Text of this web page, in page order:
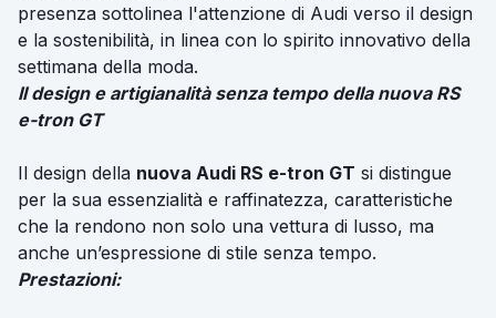
presenza sottolinea l'attenzione di Audi verso il design
e la sostenibilità, in linea con lo spirito innovativo della
settimana della moda.
Il design e artigianalità senza tempo della nuova RS
e-tron GT
Il design della nuova Audi RS e-tron GT si distingue
per la sua essenzialità e raffinatezza, caratteristiche
che la rendono non solo una vettura di lusso, ma
anche un’espressione di stile senza tempo.
Prestazioni: